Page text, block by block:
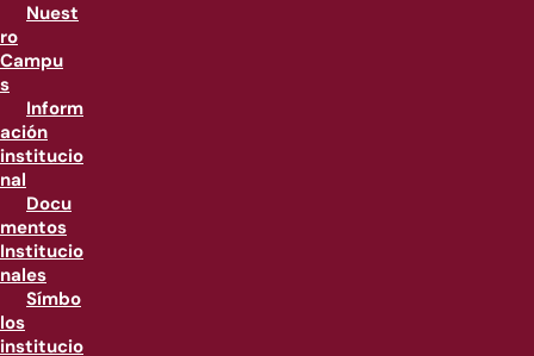
Nuest
ro
Campu
s
Inform
ación
institucio
nal
Docu
mentos
Institucio
nales
Símbo
los
institucio